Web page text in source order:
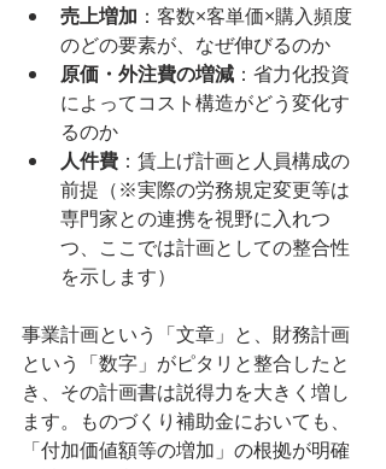
売上増加 ：客数×客単価×購入頻度
のどの要素が、なぜ伸びるのか
原価・外注費の増減 ：省力化投資
によってコスト構造がどう変化す
るのか
人件費 ：賃上げ計画と人員構成の
前提（※実際の労務規定変更等は
専門家との連携を視野に入れつ
つ、ここでは計画としての整合性
を示します）
事業計画という「文章」と、財務計画
という「数字」がピタリと整合したと
き、その計画書は説得力を大きく増し
ます。ものづくり補助金においても、
「付加価値額等の増加」の根拠が明確